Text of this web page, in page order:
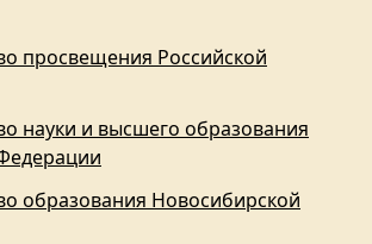
просвещения Российской
науки и высшего образования
образования Новосибирской